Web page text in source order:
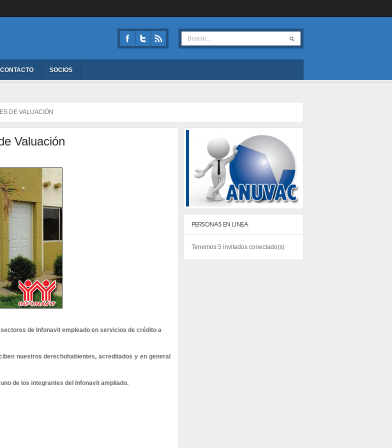
CONTACTO SOCIOS
DE VALUACIÓN
Valuación
de Infonavit empleado en servicios de crédito a
nuestros derechohabientes, acreditados y en general
de los integrantes del Infonavit ampliado.
PERSONAS EN LINEA
Tenemos 5 invitados conectado(s)